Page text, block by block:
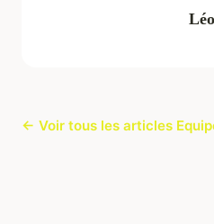
Léo
← Voir tous les articles